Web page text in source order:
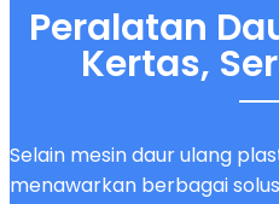
Peralatan
Kertas,
Selain mesin daur ulang
menawarkan berbagai